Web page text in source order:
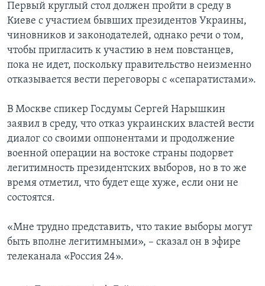
Первый круглый стол должен пройти в среду в
Киеве с участием бывших президентов Украины,
чиновников и законодателей, однако речи о том,
чтобы пригласить к участию в нем повстанцев,
пока не идет, поскольку правительство неизменно
отказывается вести переговоры с «сепаратистами».
В Москве спикер Госдумы Сергей Нарышкин
заявил в среду, что отказ украинских властей вести
диалог со своими оппонентами и продолжение
военной операции на востоке страны подорвет
легитимность президентских выборов, но в то же
время отметил, что будет еще хуже, если они не
состоятся.
«Мне трудно представить, что такие выборы могут
быть вполне легитимными», – сказал он в эфире
телеканала «Россия 24».